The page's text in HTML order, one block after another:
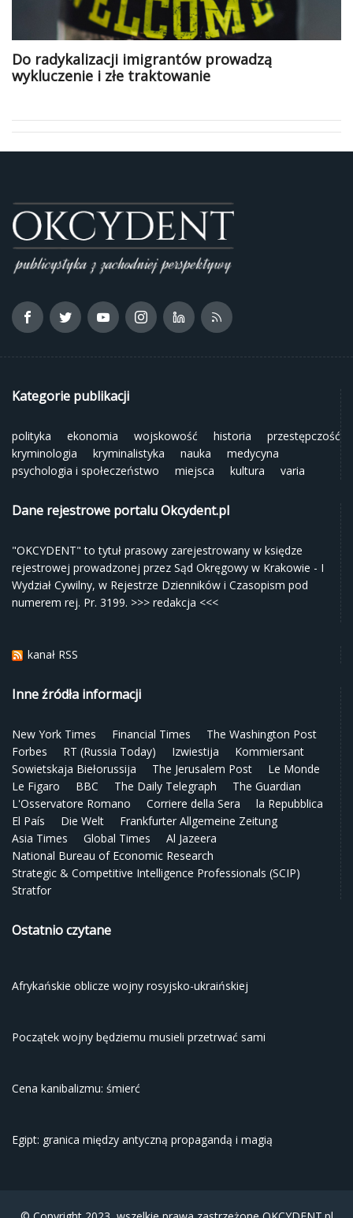
Do radykalizacji imigrantów prowadzą
wykluczenie i złe traktowanie
Kategorie publikacji
polityka ekonomia wojskowość historia
przestępczość
kryminologia
kryminalistyka nauka
medycyna
psychologia i społeczeństwo
miejsca kultura varia
Dane rejestrowe portalu Okcydent.pl
"OKCYDENT" to tytuł prasowy zarejestrowany w księdze
rejestrowej prowadzonej przez Sąd Okręgowy w Krakowie - I
Wydział Cywilny, w Rejestrze Dzienników i Czasopism pod
numerem rej. Pr. 3199. >>> redakcja <<<
kanał RSS
Inne źródła informacji
New York Times Financial Times
The Washington Post
Forbes
RT (Russia Today) Izwiestija
Kommiersant
Sowietskaja Biełorussija
The Jerusalem Post
Le Monde
Le Figaro
BBC The Daily Telegraph
The Guardian
L'Osservatore Romano
Corriere della Sera
la Repubblica
El País
Die Welt
Frankfurter Allgemeine Zeitung
Asia Times
Global Times
Al Jazeera
National Bureau of Economic Research
Strategic & Competitive Intelligence Professionals (SCIP)
Stratfor
Ostatnio czytane
Afrykańskie oblicze wojny rosyjsko-ukraińskiej
Początek wojny będziemu musieli przetrwać sami
Cena kanibalizmu: śmierć
Egipt: granica między antyczną propagandą i magią